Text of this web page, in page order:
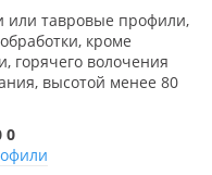
или тавровые профили,
кроме
горячего волочения
высотой менее 80
0